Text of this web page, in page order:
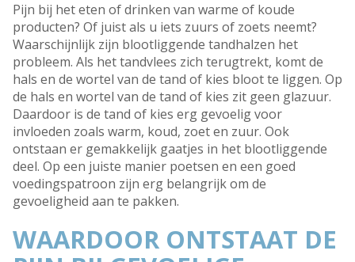
Pijn bij het eten of drinken van warme of koude
producten? Of juist als u iets zuurs of zoets neemt?
Waarschijnlijk zijn blootliggende tandhalzen het
probleem. Als het tandvlees zich terugtrekt, komt de
hals en de wortel van de tand of kies bloot te liggen. Op
de hals en wortel van de tand of kies zit geen glazuur.
Daardoor is de tand of kies erg gevoelig voor
invloeden zoals warm, koud, zoet en zuur. Ook
ontstaan er gemakkelijk gaatjes in het blootliggende
deel. Op een juiste manier poetsen en een goed
voedingspatroon zijn erg belangrijk om de
gevoeligheid aan te pakken.
WAARDOOR ONTSTAAT DE